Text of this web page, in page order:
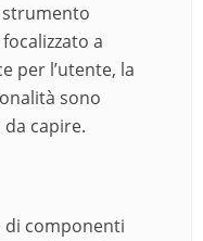
a
per l’utente, la
sono
capire.
di componenti